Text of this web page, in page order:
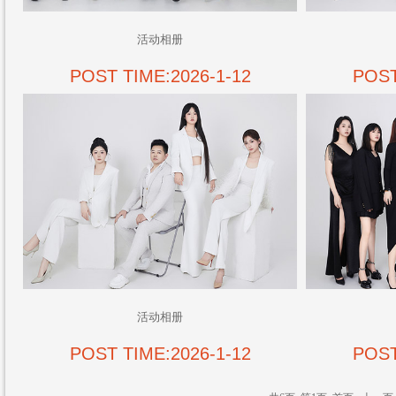
活动相册
POST TIME:2026-1-12
活动相册
POST TIME:2026-1-12